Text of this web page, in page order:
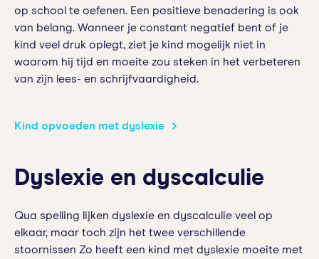
op school te oefenen. Een positieve benadering is ook
van belang. Wanneer je constant negatief bent of je
kind veel druk oplegt, ziet je kind mogelijk niet in
waarom hij tijd en moeite zou steken in het verbeteren
van zijn lees- en schrijfvaardigheid.
Kind opvoeden met dyslexie
Dyslexie en dyscalculie
Qua spelling lijken dyslexie en dyscalculie veel op
elkaar, maar toch zijn het twee verschillende
stoornissen Zo heeft een kind met dyslexie moeite met